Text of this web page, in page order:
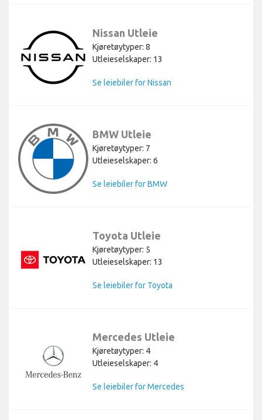
Nissan Utleie
Kjøretøytyper: 8
Utleieselskaper: 13
Se leiebiler for Nissan
BMW Utleie
Kjøretøytyper: 7
Utleieselskaper: 6
Se leiebiler for BMW
Toyota Utleie
Kjøretøytyper: 5
Utleieselskaper: 13
Se leiebiler for Toyota
Mercedes Utleie
Kjøretøytyper: 4
Utleieselskaper: 4
Se leiebiler for Mercedes